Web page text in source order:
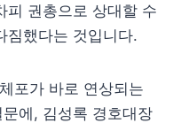
피 권총으로 상대할 수
짐했다는 것입니다.
포가 바로 연상되는
에, 김성록 경호대장